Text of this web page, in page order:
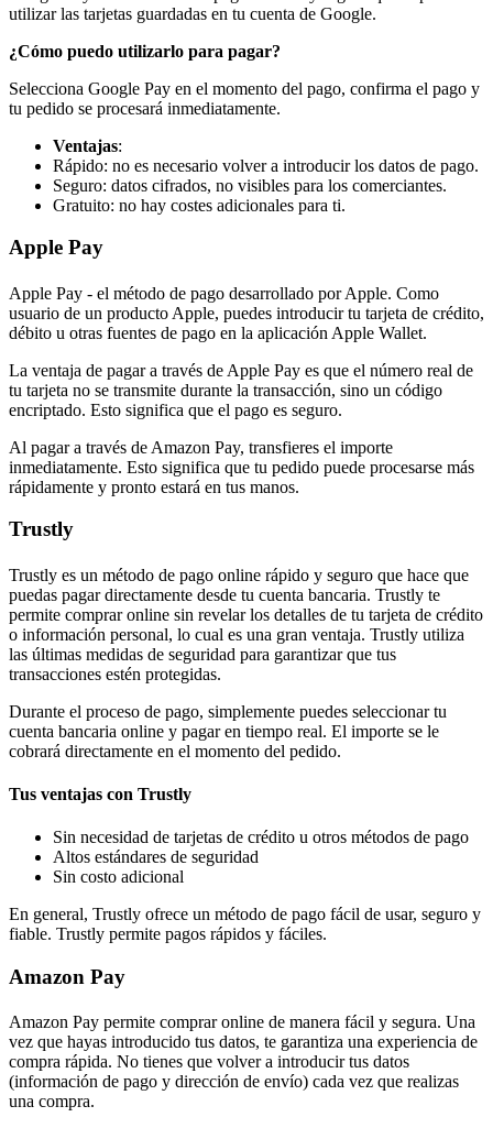
utilizar las tarjetas guardadas en tu cuenta de Google.
¿Cómo puedo utilizarlo para pagar?
Selecciona Google Pay en el momento del pago, confirma el pago y
tu pedido se procesará inmediatamente.
Ventajas:
Rápido: no es necesario volver a introducir los datos de pago.
Seguro: datos cifrados, no visibles para los comerciantes.
Gratuito: no hay costes adicionales para ti.
Apple Pay
Apple Pay - el método de pago desarrollado por Apple. Como
usuario de un producto Apple, puedes introducir tu tarjeta de crédito,
débito u otras fuentes de pago en la aplicación Apple Wallet.
La ventaja de pagar a través de Apple Pay es que el número real de
tu tarjeta no se transmite durante la transacción, sino un código
encriptado. Esto significa que el pago es seguro.
Al pagar a través de Amazon Pay, transfieres el importe
inmediatamente. Esto significa que tu pedido puede procesarse más
rápidamente y pronto estará en tus manos.
Trustly
Trustly es un método de pago online rápido y seguro que hace que
puedas pagar directamente desde tu cuenta bancaria. Trustly te
permite comprar online sin revelar los detalles de tu tarjeta de crédito
o información personal, lo cual es una gran ventaja. Trustly utiliza
las últimas medidas de seguridad para garantizar que tus
transacciones estén protegidas.
Durante el proceso de pago, simplemente puedes seleccionar tu
cuenta bancaria online y pagar en tiempo real. El importe se le
cobrará directamente en el momento del pedido.
Tus ventajas con Trustly
Sin necesidad de tarjetas de crédito u otros métodos de pago
Altos estándares de seguridad
Sin costo adicional
En general, Trustly ofrece un método de pago fácil de usar, seguro y
fiable. Trustly permite pagos rápidos y fáciles.
Amazon Pay
Amazon Pay permite comprar online de manera fácil y segura. Una
vez que hayas introducido tus datos, te garantiza una experiencia de
compra rápida. No tienes que volver a introducir tus datos
(información de pago y dirección de envío) cada vez que realizas
una compra.